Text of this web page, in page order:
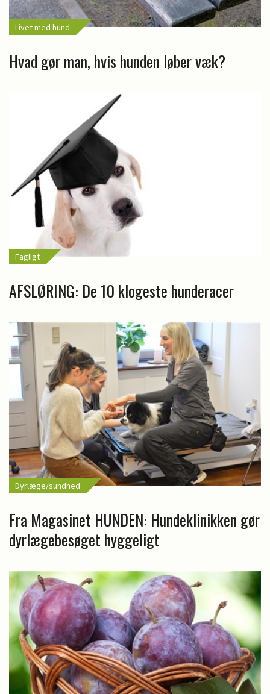
Livet med hund
Hvad gør man, hvis hunden løber væk?
Fagligt
AFSLØRING: De 10 klogeste hunderacer
Dyrlæge/sundhed
Fra Magasinet HUNDEN: Hundeklinikken gør
dyrlægebesøget hyggeligt